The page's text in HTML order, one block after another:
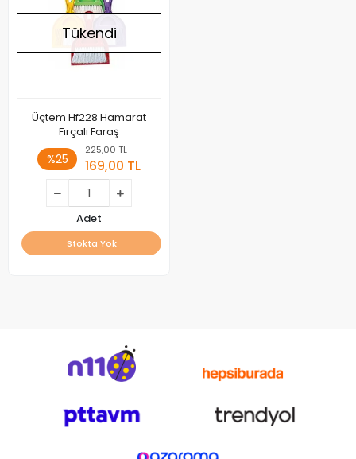
Tükendi
Üçtem Hf228 Hamarat
Fırçalı Faraş
%25
225,00 TL
169,00 TL
Adet
Stokta Yok